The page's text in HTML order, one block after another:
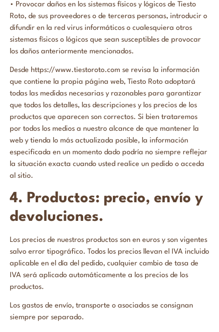
• Provocar daños en los sistemas físicos y lógicos de Tiesto
Roto, de sus proveedores o de terceras personas, introducir o
difundir en la red virus informáticos o cualesquiera otros
sistemas físicos o lógicos que sean susceptibles de provocar
los daños anteriormente mencionados.
Desde https://www.tiestoroto.com se revisa la información
que contiene la propia página web, Tiesto Roto adoptará
todas las medidas necesarias y razonables para garantizar
que todos los detalles, las descripciones y los precios de los
productos que aparecen son correctos. Si bien trataremos
por todos los medios a nuestro alcance de que mantener la
web y tienda lo más actualizada posible, la información
especificada en un momento dado podría no siempre reflejar
la situación exacta cuando usted realice un pedido o acceda
al sitio.
4. Productos: precio, envío y
devoluciones.
Los precios de nuestros productos son en euros y son vigentes
salvo error tipográfico. Todos los precios llevan el IVA incluido
aplicable en el día del pedido, cualquier cambio de tasa de
IVA será aplicado automáticamente a los precios de los
productos.
Los gastos de envío, transporte o asociados se consignan
siempre por separado.